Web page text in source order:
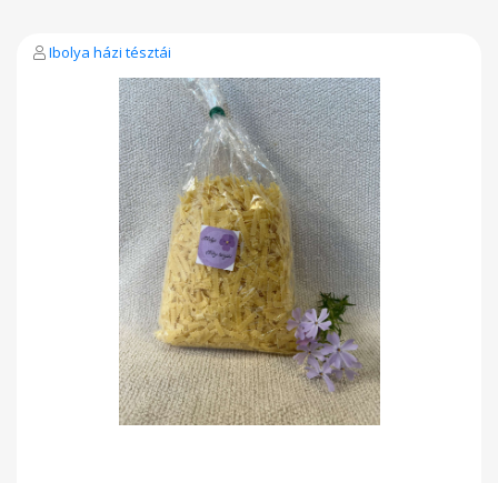
Ibolya házi tésztái